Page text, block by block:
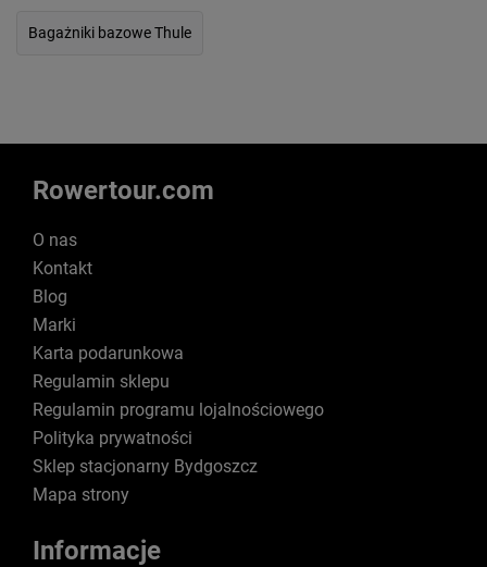
Bagażniki bazowe Thule
Rowertour.com
O nas
Kontakt
Blog
Marki
Karta podarunkowa
Regulamin sklepu
Regulamin programu lojalnościowego
Polityka prywatności
Sklep stacjonarny Bydgoszcz
Mapa strony
Informacje